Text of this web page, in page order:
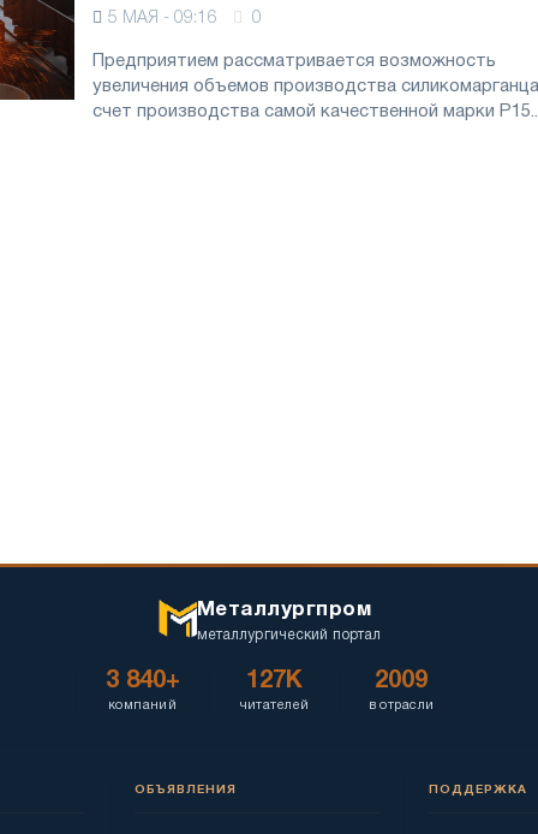
5 МАЯ - 09:16 0
Предприятием рассматривается возможность
увеличения объемов производства
счет производства самой качественной марки
Металлургпром
металлургический портал
3 840+
компаний
127K
читателей
2009
в отрасли
ОБЪЯВЛЕНИЯ ПОДДЕРЖКА